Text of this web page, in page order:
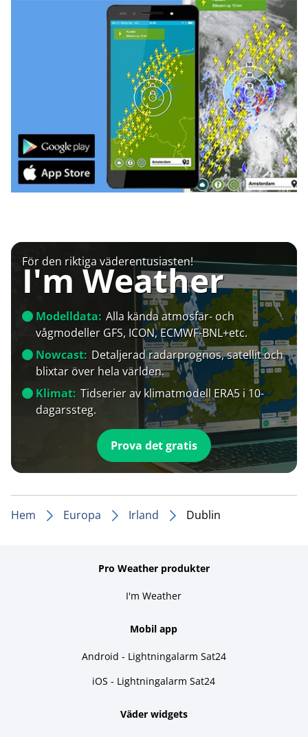
För den riktiga väderentusiasten!
I'm Weather
Modelldata: Alla kända atmosfär- och
vågmodeller GFS, ICON, ECMWF-BNL+etc.
Nowcast: Detaljerad radarprognos, satellit och
blixtar över hela världen.
Klimat: Tidserier av klimatmodell ERA5 i 10-
dagarssteg.
Prova det gratis
Hem Europa Irland Dublin
Pro Weather produkter
I'm Weather
Mobil app
Android - Lightningalarm Sat24
iOS - Lightningalarm Sat24
Väder widgets